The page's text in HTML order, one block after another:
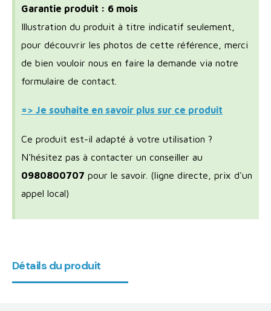
Garantie produit : 6 mois
Illustration du produit à titre indicatif seulement,
pour découvrir les photos de cette référence, merci
de bien vouloir nous en faire la demande via notre
formulaire de contact.
=> Je souhaite en savoir plus sur ce produit
Ce produit est-il adapté à votre utilisation ?
N'hésitez pas à contacter un conseiller au
0980800707 pour le savoir. (ligne directe, prix d'un
appel local)
Détails du produit